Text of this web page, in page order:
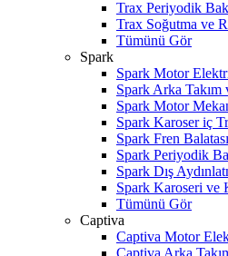
Trax Periyodik
Trax Soğutma ve
Tümünü Gör
Spark
Spark Motor
Spark Arka Takım
Spark Motor
Spark Karoser iç
Spark Fren
Spark Periyodik
Spark Dış
Spark Karoseri ve
Tümünü Gör
Captiva
Captiva Motor
Captiva Arka